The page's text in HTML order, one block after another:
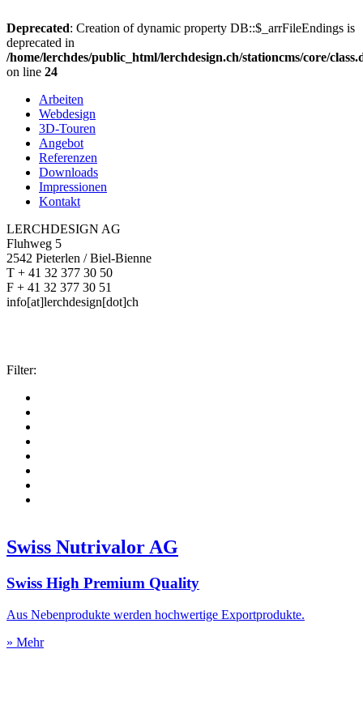
Deprecated: Creation of dynamic property DB::$_arrFileEndings is
deprecated in
/home/lerchdes/public_html/lerchdesign.ch/stationcms/core/
on line 24
Arbeiten
Webdesign
3D-Touren
Angebot
Referenzen
Downloads
Impressionen
Kontakt
LERCHDESIGN AG
Fluhweg 5
2542 Pieterlen / Biel-Bienne
T + 41 32 377 30 50
F + 41 32 377 30 51
info[at]lerchdesign[dot]ch
Filter:
Swiss Nutrivalor AG
Swiss High Premium Quality
Aus Nebenprodukte werden hochwertige Exportprodukte.
» Mehr